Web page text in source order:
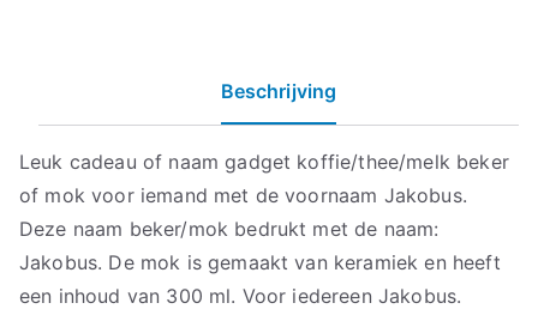
Beschrijving
Leuk cadeau of naam gadget koffie/thee/melk beker
of mok voor iemand met de voornaam Jakobus.
Deze naam beker/mok bedrukt met de naam:
Jakobus. De mok is gemaakt van keramiek en heeft
een inhoud van 300 ml. Voor iedereen Jakobus.